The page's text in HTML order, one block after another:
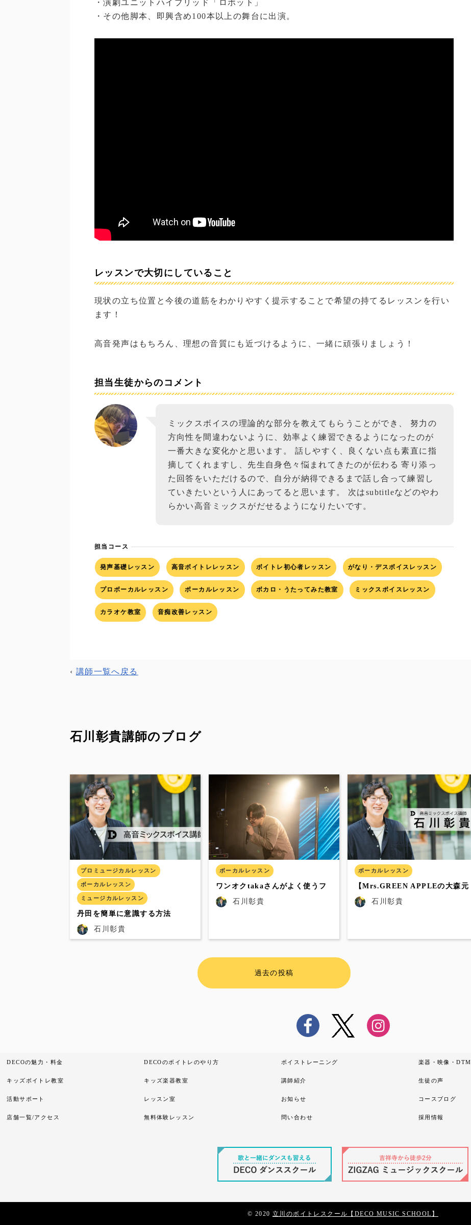
・演劇ユニットハイブリッド「ロボット」
・その他脚本、即興含め100本以上の舞台に出演。
レッスンで大切にしていること
現状の立ち位置と今後の道筋をわかりやすく提示することで希望の持てるレッスンを行い
ます！
高音発声はもちろん、理想の音質にも近づけるように、一緒に頑張りましょう！
担当生徒からのコメント
ミックスボイスの理論的な部分を教えてもらうことができ、 努力の
方向性を間違わないように、効率よく練習できるようになったのが
一番大きな変化かと思います。 話しやすく、良くない点も素直に指
摘してくれますし、先生自身色々悩まれてきたのが伝わる 寄り添っ
た回答をいただけるので、自分が納得できるまで話し合って練習し
ていきたいという人にあってると思います。 次はsubtitleなどのやわ
らかい高音ミックスがだせるようになりたいです。
担当コース
発声基礎レッスン 高音ボイトレレッスン ボイトレ初心者レッスン がなり・デスボイスレッスン
プロボーカルレッスン ボーカルレッスン ボカロ・うたってみた教室 ミックスボイスレッスン
カラオケ教室 音痴改善レッスン
‹ 講師一覧へ戻る
石川彰貴講師のブログ
プロミュージカルレッスン
ボーカルレッスン
ミュージカルレッスン
丹田を簡単に意識する方法
石川彰貴
ボーカルレッスン
ワンオクtakaさんがよく使うフ
ェイクと練習方法
石川彰貴
ボーカルレッスン
【Mrs.GREEN APPLEの大森元
貴さんの歌唱力の秘密】うまく
聴こえる歌い方のポイントを解
石川彰貴
過去の投稿
DECOの魅力・料金 DECOのボイトレのやり方 ボイストレーニング 楽器・映像・DTM
キッズボイトレ教室 キッズ楽器教室 講師紹介 生徒の声
活動サポート レッスン室 お知らせ コースブログ
店舗一覧/アクセス 無料体験レッスン 問い合わせ 採用情報
© 2020 立川のボイトレスクール【DECO MUSIC SCHOOL】